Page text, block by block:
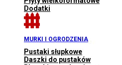
Dodatki
MURKI I OGRODZENIA
Pustaki słupkowe
Daszki do pustaków